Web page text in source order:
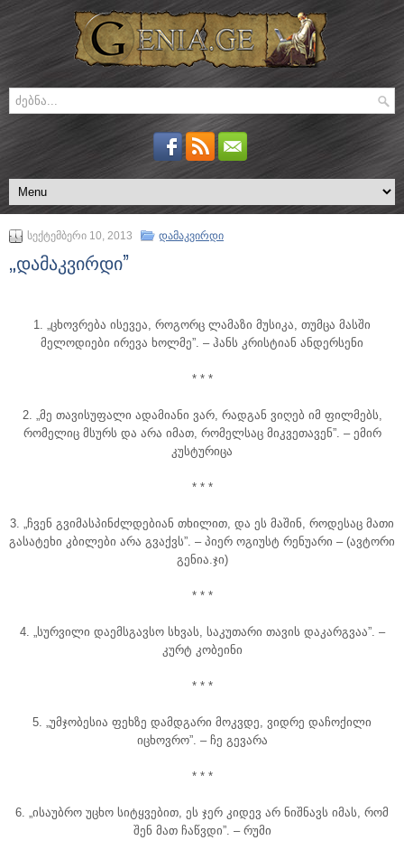
სექტემბერი 10, 2013 დამაკვირდი
„დამაკვირდი”
1. „ცხოვრება ისევეა, როგორც ლამაზი მუსიკა, თუმცა მასში
მელოდიები ირევა ხოლმე”. – ჰანს კრისტიან ანდერსენი
* * *
2. „მე თავისუფალი ადამიანი ვარ, რადგან ვიღებ იმ ფილმებს,
რომელიც მსურს და არა იმათ, რომელსაც მიკვეთავენ”. – ემირ
კუსტურიცა
* * *
3. „ჩვენ გვიმასპინძლდებიან თხილით, და ეს მაშინ, როდესაც მათი
გასატეხი კბილები არა გვაქვს”. – პიერ ოგიუსტ რენუარი – (ავტორი
გენია.ჯი)
* * *
4. „სურვილი დაემსგავსო სხვას, საკუთარი თავის დაკარგვაა”. –
კურტ კობეინი
* * *
5. „უმჯობესია ფეხზე დამდგარი მოკვდე, ვიდრე დაჩოქილი
იცხოვრო”. – ჩე გევარა
* * *
6. „ისაუბრო უცხო სიტყვებით, ეს ჯერ კიდევ არ ნიშნავს იმას, რომ
შენ მათ ჩაწვდი”. – რუმი